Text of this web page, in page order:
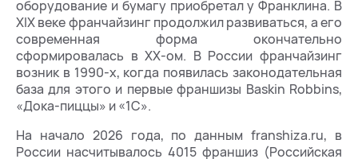
оборудование и бумагу приобретал у Франклина. В
XIX веке франчайзинг продолжил развиваться, а его
современная форма окончательно
сформировалась в XX-ом. В России франчайзинг
возник в 1990-х, когда появилась законодательная
база для этого и первые франшизы Baskin Robbins,
«Дока-пиццы» и «1С».
На начало 2026 года, по данным franshiza.ru, в
России насчитывалось 4015 франшиз (Российская